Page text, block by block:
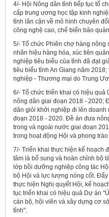
4/- Hội Nông dân tỉnh tiếp tục tổ
cấp trung ương học tập kinh
tỉnh lân cận về mô hình chuyên
công nghệ cao, chế biến bảo
5/- Tổ chức Phiên chợ hàng nông
nhãn hiệu hàng hóa, xúc tiên
nghiệp tiêu biểu của tỉnh đã đạt
tiêu biểu tỉnh An Giang năm
nghiệp - Thương mại do Trung
6/- Tổ chức triển khai có hiệu
nông dân giai đoạn 2018 - 2020;
dân giỏi khởi nghiệp đi lên doanh
đoạn 2018 - 2020. Đề án đưa
trong và ngoài nước giai đoạn
trong hoạt động Hội và phong
7/- Triển khai thực hiện kế hoạch
tâm là bổ sung và hoàn chỉnh bộ
lớp bồi dưỡng nghiệp công tác
bộ Hội và lực lượng nòng cốt.
thực hiện Nghị quyết Hội, kế
tục triển khai có hiệu quả Dự án
cán bộ, hội viên và xây dựng cơ
tỉnh".